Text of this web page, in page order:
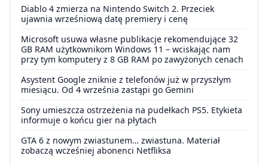
Diablo 4 zmierza na Nintendo Switch 2. Przeciek
ujawnia wrześniową datę premiery i cenę
Microsoft usuwa własne publikacje rekomendujące 32
GB RAM użytkownikom Windows 11 – wciskając nam
przy tym komputery z 8 GB RAM po zawyżonych cenach
Asystent Google zniknie z telefonów już w przyszłym
miesiącu. Od 4 września zastąpi go Gemini
Sony umieszcza ostrzeżenia na pudełkach PS5. Etykieta
informuje o końcu gier na płytach
GTA 6 z nowym zwiastunem… zwiastuna. Materiał
zobaczą wcześniej abonenci Netfliksa